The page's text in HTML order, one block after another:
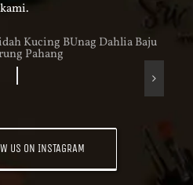
US ON INSTAGRAM